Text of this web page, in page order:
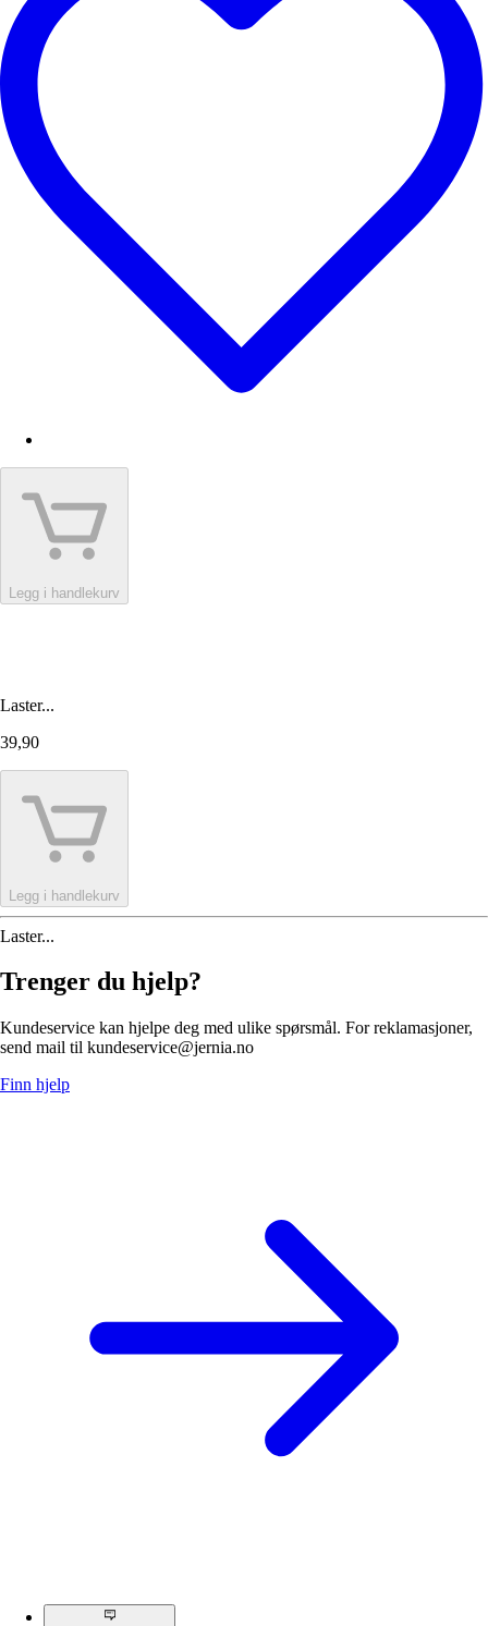
Legg i handlekurv
Laster...
39,90
Legg i handlekurv
Laster...
Trenger du hjelp?
Kundeservice kan hjelpe deg med ulike spørsmål. For reklamasjoner,
send mail til kundeservice@jernia.no
Finn hjelp